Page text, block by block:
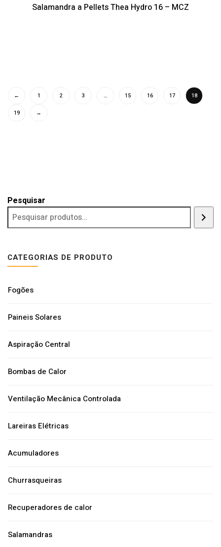
Salamandra a Pellets Thea Hydro 16 – MCZ
← 1 2 3 … 15 16 17 18
19 →
Pesquisar
CATEGORIAS DE PRODUTO
Fogões
Paineis Solares
Aspiração Central
Bombas de Calor
Ventilação Mecânica Controlada
Lareiras Elétricas
Acumuladores
Churrasqueiras
Recuperadores de calor
Salamandras